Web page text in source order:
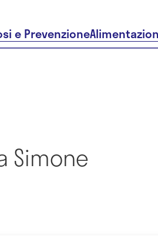
e Prevenzione
Simone